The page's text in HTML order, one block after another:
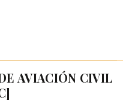
AVIACIÓN CIVIL